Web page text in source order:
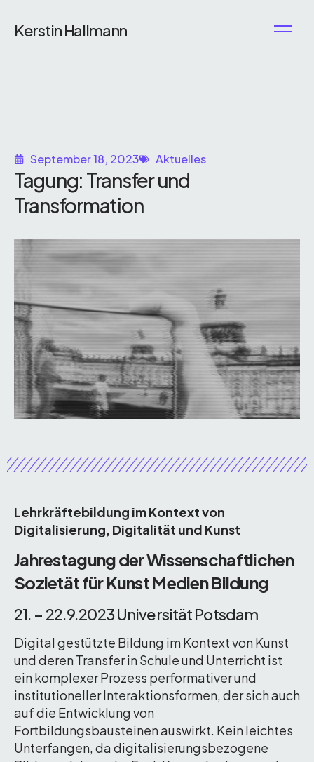
Kerstin Hallmann
September 18, 2023 Aktuelles
Tagung: Transfer und
Transformation
Lehrkräftebildung im Kontext von
Digitalisierung, Digitalität und Kunst
Jahrestagung der Wissenschaftlichen
Sozietät für Kunst Medien Bildung
21. – 22.9.2023 Universität Potsdam
Digital gestützte Bildung im Kontext von Kunst
und deren Transfer in Schule und Unterricht ist
ein komplexer Prozess performativer und
institutioneller Interaktionsformen, der sich auch
auf die Entwicklung von
Fortbildungsbausteinen auswirkt. Kein leichtes
Unterfangen, da digitalisierungsbezogene